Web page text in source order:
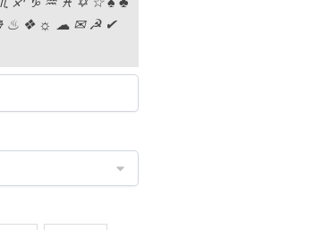
♨︎ ❖︎ ☼︎ ☁︎ ✉︎ ☭︎ ✔︎